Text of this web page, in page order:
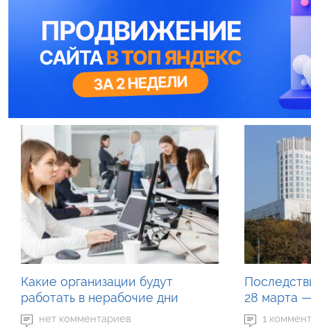
Какие организации будут
работать в нерабочие дни
нет комментариев
28 марта
1